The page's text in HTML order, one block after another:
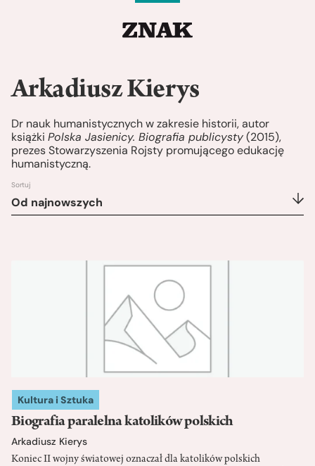
Arkadiusz Kierys
Dr nauk humanistycznych w zakresie historii, autor
książki Polska Jasienicy. Biografia publicysty(2015),
prezes Stowarzyszenia Rojsty promującego edukację
humanistyczną.
Sortuj
Od najnowszych
Kultura i Sztuka
Biografia paralelna katolików polskich
Arkadiusz Kierys
Koniec II wojny światowej oznaczał dla katolików polskich